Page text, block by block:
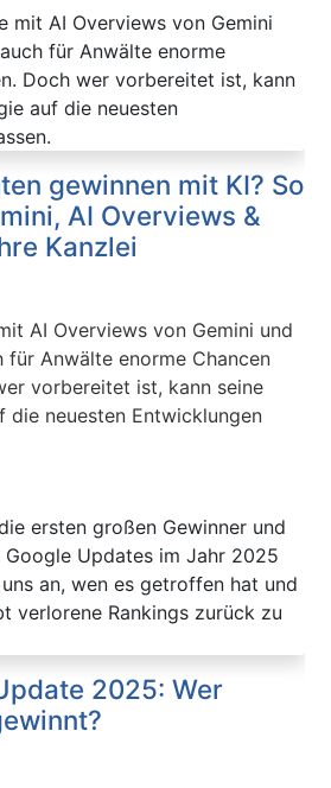
gewinnen mit KI? So
AI Overviews &
Kanzlei
AI Overviews von Gemini und
für Anwälte enorme Chancen
vorbereitet ist, kann seine
die neuesten Entwicklungen
2025: Wer